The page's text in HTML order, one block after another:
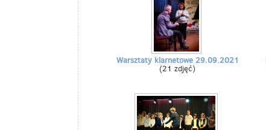
Warsztaty klarnetowe 29.09.2021
(21 zdjęć)